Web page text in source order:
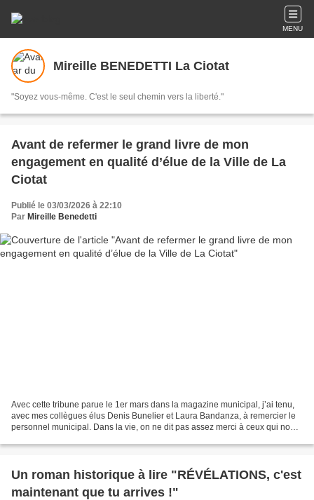
MENU
Mireille BENEDETTI La Ciotat
"Soyez vous-même. C'est le seul chemin vers la liberté."
Avant de refermer le grand livre de mon
engagement en qualité d’élue de la Ville de La
Ciotat
Publié le 03/03/2026 à 22:10
Par Mireille Benedetti
Avec cette tribune parue le 1er mars dans la magazine municipal, j’ai tenu,
avec mes collègues élus Denis Bunelier et Laura Bandanza, à remercier le
personnel municipal. Dans la vie, on ne dit pas assez merci à ceux qui nous
Un roman historique à lire "RÉVÉLATIONS, c'est
maintenant que tu arrives !"